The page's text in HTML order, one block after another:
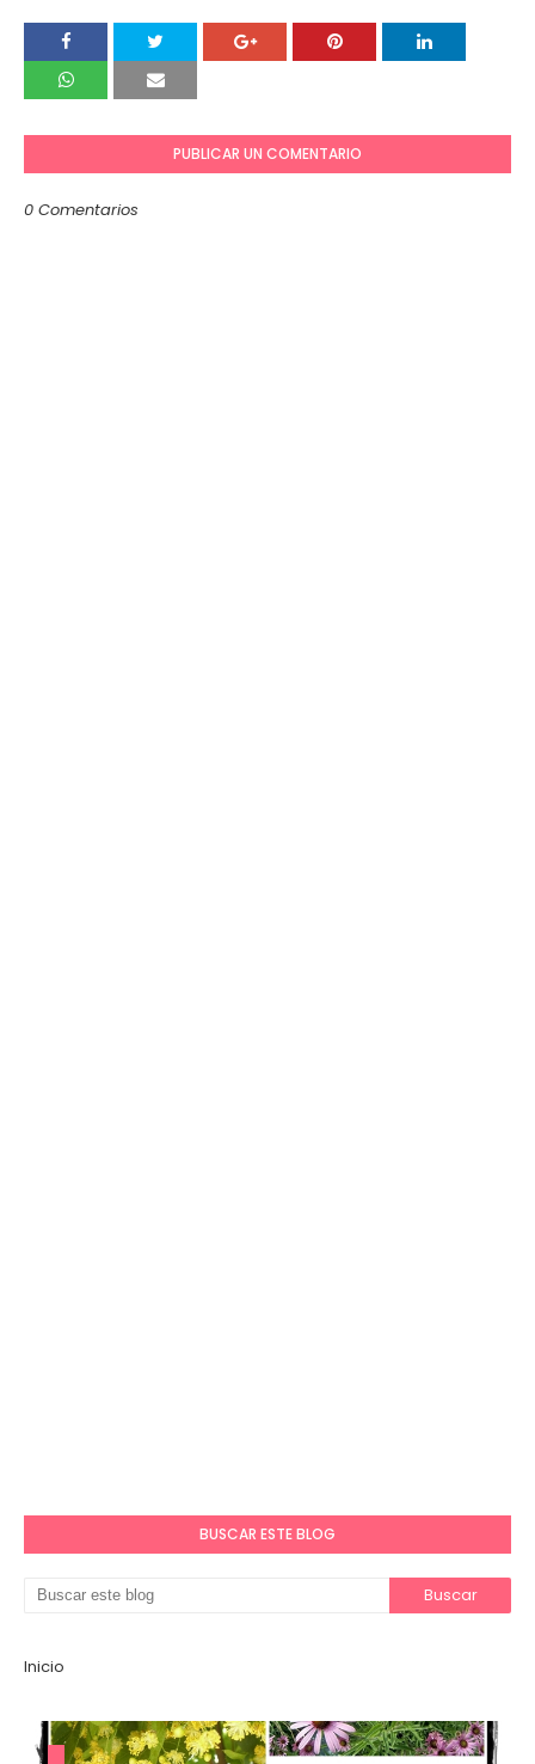
PUBLICAR UN COMENTARIO
0 Comentarios
BUSCAR ESTE BLOG
Inicio